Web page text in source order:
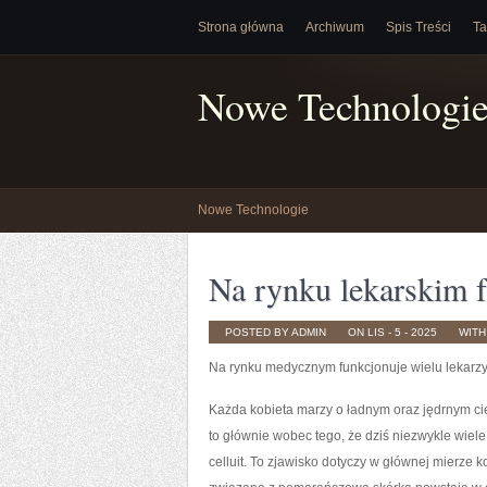
Strona główna Archiwum Spis Treści
Nowe
Nowe Technologie
Na rynku lekarskim
POSTED BY ADMIN ON LIS - 5 - 2025 WITH
Na rynku medycznym funkcjonuje wielu lekarzy
Każda kobieta marzy o ładnym oraz jędrnym
to głównie wobec tego, że dziś niezwykle
celluit. To zjawisko dotyczy w głównej mierze